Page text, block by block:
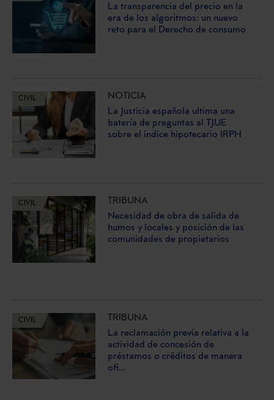
La transparencia del precio en la
era de los algoritmos: un nuevo
reto para el Derecho de consumo
CIVIL
NOTICIA
La Justicia española ultima una
batería de preguntas al TJUE
sobre el índice hipotecario IRPH
CIVIL
TRIBUNA
Necesidad de obra de salida de
humos y locales y posición de las
comunidades de propietarios
CIVIL
TRIBUNA
La reclamación previa relativa a la
actividad de concesión de
préstamos o créditos de manera
ofi...